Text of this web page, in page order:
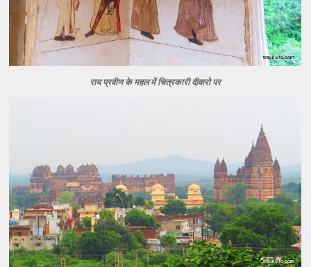
राय प्रवीण के महल में चित्रकारी दीवारो पर